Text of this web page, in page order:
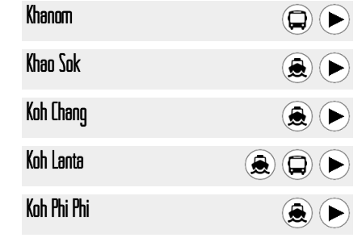
Khanom
Khao Sok
Koh Chang
Koh Lanta
Koh Phi Phi